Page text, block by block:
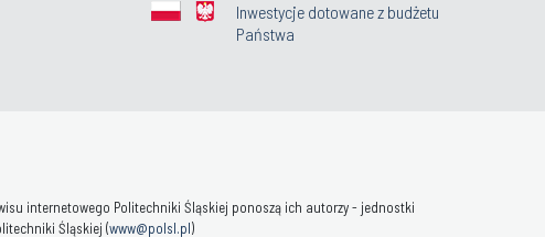
Inwestycje dotowane z budżetu
Państwa
internetowego Politechniki Śląskiej ponoszą ich autorzy - jednostki
Śląskiej (www@polsl.pl)